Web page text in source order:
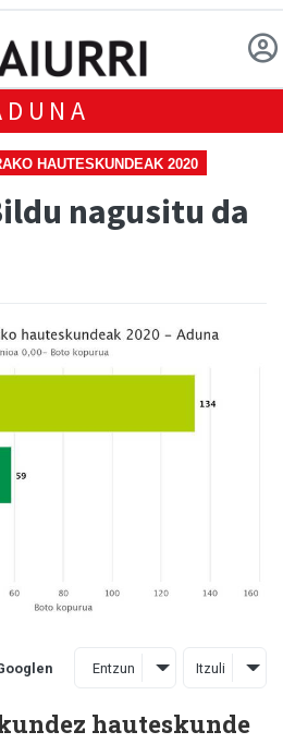
HAUTESKUNDEAK 2020
nagusitu da
Entzun Itzuli
hauteskunde